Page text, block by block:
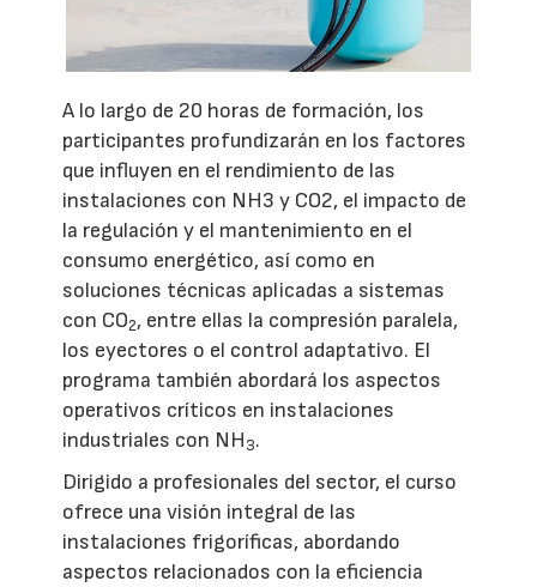
A lo largo de 20 horas de formación, los
participantes profundizarán en los factores
que influyen en el rendimiento de las
instalaciones con NH3 y CO2, el impacto de
la regulación y el mantenimiento en el
consumo energético, así como en
soluciones técnicas aplicadas a sistemas
con CO2, entre ellas la compresión paralela,
los eyectores o el control adaptativo. El
programa también abordará los aspectos
operativos críticos en instalaciones
industriales con NH3.
Dirigido a profesionales del sector, el curso
ofrece una visión integral de las
instalaciones frigoríficas, abordando
aspectos relacionados con la eficiencia